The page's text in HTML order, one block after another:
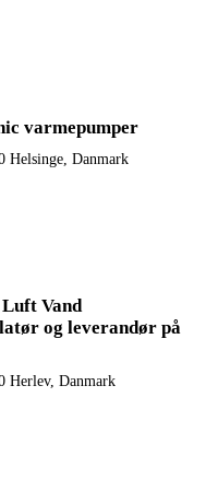
varmepumper
Helsinge, Danmark
Luft Vand
og leverandør på
Herlev, Danmark